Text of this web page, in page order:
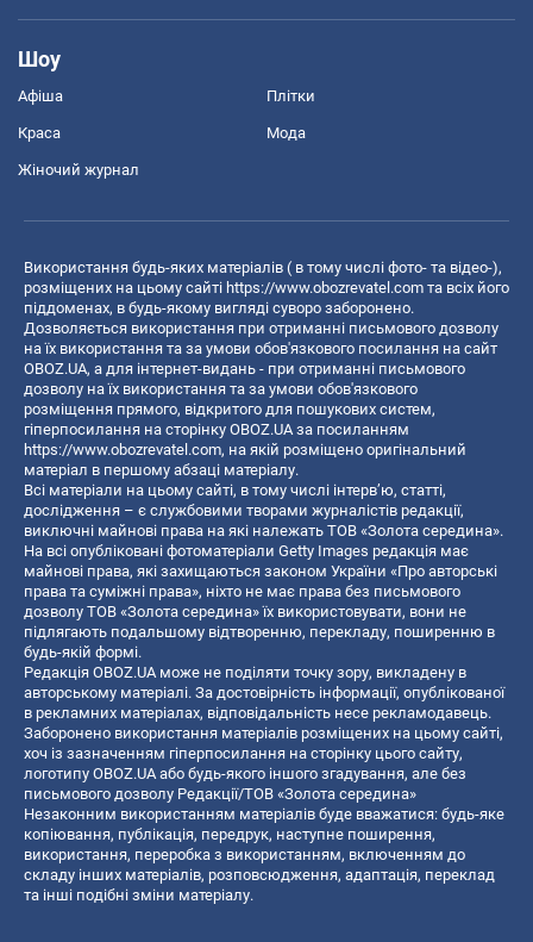
Шоу
Афіша Плітки
Краса Мода
Жіночий журнал
Використання будь-яких матеріалів ( в тому числі фото- та відео-),
розміщених на цьому сайті https://www.obozrevatel.com та всіх його
піддоменах, в будь-якому вигляді суворо заборонено.
Дозволяється використання при отриманні письмового дозволу
на їх використання та за умови обов'язкового посилання на сайт
OBOZ.UA, а для інтернет-видань - при отриманні письмового
дозволу на їх використання та за умови обов'язкового
розміщення прямого, відкритого для пошукових систем,
гіперпосилання на сторінку OBOZ.UA за посиланням
https://www.obozrevatel.com, на якій розміщено оригінальний
матеріал в першому абзаці матеріалу.
Всі матеріали на цьому сайті, в тому числі інтерв’ю, статті,
дослідження – є службовими творами журналістів редакції,
виключні майнові права на які належать ТОВ «Золота середина».
На всі опубліковані фотоматеріали Getty Images редакція має
майнові права, які захищаються законом України «Про авторські
права та суміжні права», ніхто не має права без письмового
дозволу ТОВ «Золота середина» їх використовувати, вони не
підлягають подальшому відтворенню, перекладу, поширенню в
будь-якій формі.
Редакція OBOZ.UA може не поділяти точку зору, викладену в
авторському матеріалі. За достовірність інформації, опублікованої
в рекламних матеріалах, відповідальність несе рекламодавець.
Заборонено використання матеріалів розміщених на цьому сайті,
хоч із зазначенням гіперпосилання на сторінку цього сайту,
логотипу OBOZ.UA або будь-якого іншого згадування, але без
письмового дозволу Редакції/ТОВ «Золота середина»
Незаконним використанням матеріалів буде вважатися: будь-яке
копiювання, публiкацiя, передрук, наступне поширення,
використання, переробка з використанням, включенням до
складу інших матеріалів, розповсюдження, адаптація, переклад
та інші подібні зміни матеріалу.